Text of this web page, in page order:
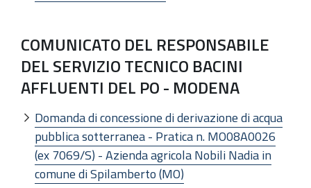
COMUNICATO DEL RESPONSABILE
DEL SERVIZIO TECNICO BACINI
AFFLUENTI DEL PO - MODENA
Domanda di concessione di derivazione di acqua
pubblica sotterranea - Pratica n. MO08A0026
(ex 7069/S) - Azienda agricola Nobili Nadia in
comune di Spilamberto (MO)